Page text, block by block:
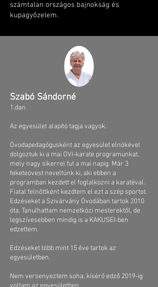
számtalan országos bajnokság és
kupagyőzelem.
Szabó Sándorné
1.dan​
Az egyesület alapító tagja vagyok.
Óvodapedagógusként az egyesület elnökével
dolgoztuk ki a mai OVI-karate programunkat,
mely nagy sikerrel fut a mai napig. Már 3
feketeövest neveltünk ki, aki ebben a
programban kezdett el foglalkozni a karatéval.
Fiatal felnőttként kezdtem el ezt a szép sportot.
Edzéseket a Szivárvány Óvodában tartok 2010
óta. Tanulhattam nemzetközi mesterektől, de
legszívesebben mindig is a KAKUSEI-ben
edzettem.
​Edzéseket több mint 15 éve tartok az
egyesületben.
Nem versenyeztem soha, kísérő edző 2019-ig